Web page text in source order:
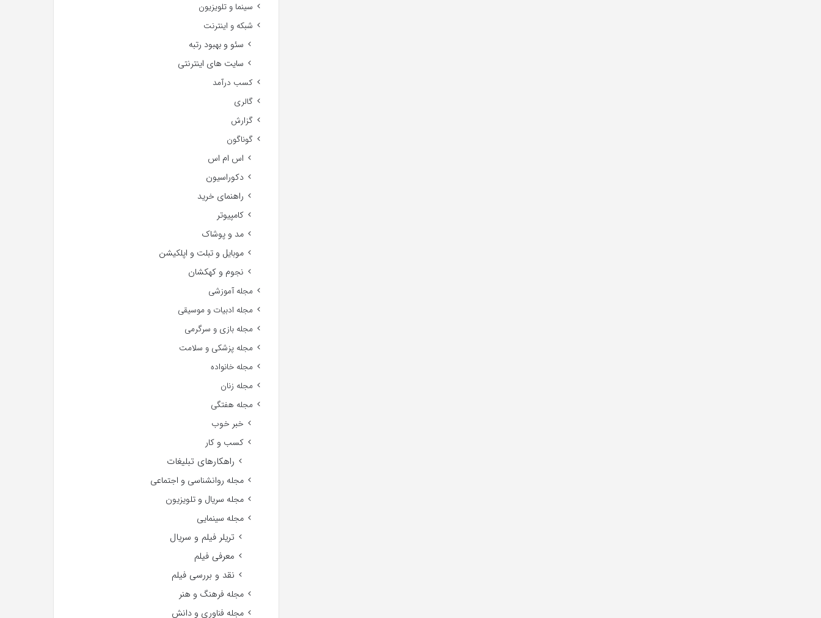
سینما و تلویزیون
شبکه و اینترنت
سئو و بهبود رتبه
سایت های اینترنتی
کسب درآمد
گالری
گزارش
گوناگون
اس ام اس
دکوراسیون
راهنمای خرید
کامپیوتر
مد و پوشاک
موبایل و تبلت و اپلکیشن
نجوم و کهکشان
مجله آموزشی
مجله ادبیات و موسیقی
مجله بازی و سرگرمی
مجله پزشکی و سلامت
مجله خانواده
مجله زنان
مجله هفتگی
خبر خوب
کسب و کار
راهکارهای تبلیغات
مجله روانشناسی و اجتماعی
مجله سریال و تلویزیون
مجله سینمایی
تریلر فیلم و سریال
معرفی فیلم
نقد و بررسی فیلم
مجله فرهنگ و هنر
مجله فناوری و دانش